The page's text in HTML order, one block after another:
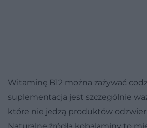
Witaminę B12 można zażywać
suplementacja jest szczególnie
które nie jedzą produktów
Naturalne źródła kobalaminy to